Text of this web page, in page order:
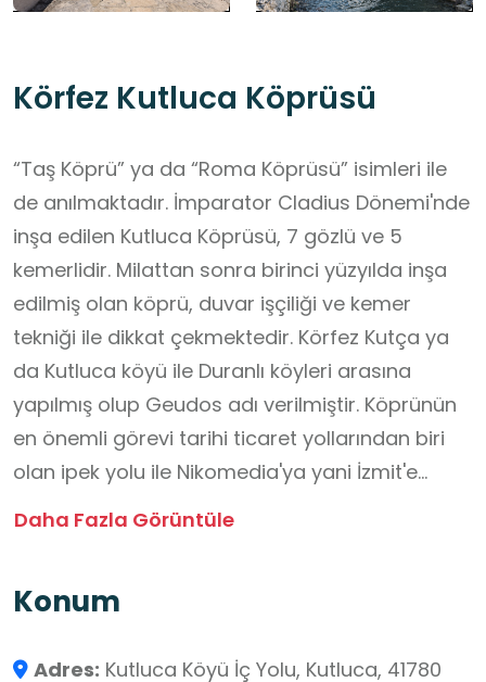
Körfez Kutluca Köprüsü
“Taş Köprü” ya da “Roma Köprüsü” isimleri ile
de anılmaktadır. İmparator Cladius Dönemi'nde
inşa edilen Kutluca Köprüsü, 7 gözlü ve 5
kemerlidir. Milattan sonra birinci yüzyılda inşa
edilmiş olan köprü, duvar işçiliği ve kemer
tekniği ile dikkat çekmektedir. Körfez Kutça ya
da Kutluca köyü ile Duranlı köyleri arasına
yapılmış olup Geudos adı verilmiştir. Köprünün
en önemli görevi tarihi ticaret yollarından biri
olan ipek yolu ile Nikomedia'ya yani İzmit'e
ulaşan yolun üzerinde olan köprü, sonraki
yaşadıkları bölgedeki kültürel mirası yakından
yapabilecek ,tarihi mekan ile ilgili bilginin kalıcı
Daha Fazla Görüntüle
Konum
Adres: Kutluca Köyü İç Yolu, Kutluca, 41780